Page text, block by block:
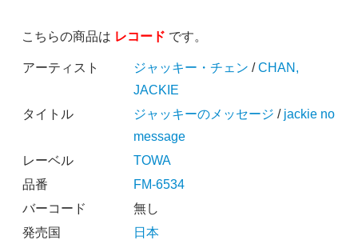
こちらの商品は レコード です。
アーティスト ジャッキー・チェン /CHAN,
JACKIE
タイトル
ジャッキーのメッセージ / jackie no
message
レーベル
TOWA
品番
FM-6534
バーコード
無し
発売国
日本